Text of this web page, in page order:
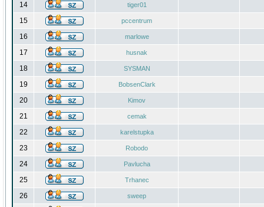
14 tiger01
15 pccentrum
16 marlowe
17 husnak
18 SYSMAN
19 BobsenClark
20 Kimov
21 cemak
22 karelstupka
23 Robodo
24 Pavlucha
25 Trhanec
26 sweep